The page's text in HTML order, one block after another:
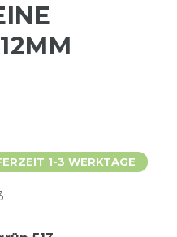
1-3 WERKTAGE